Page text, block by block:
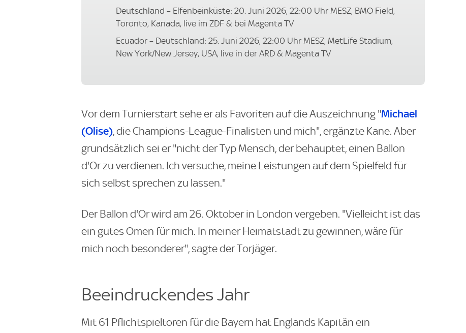
Deutschland – Elfenbeinküste: 20. Juni 2026, 22:00 Uhr MESZ, BMO Field,
Toronto, Kanada, live im ZDF & bei Magenta TV
Ecuador – Deutschland: 25. Juni 2026, 22:00 Uhr MESZ, MetLife Stadium,
New York/New Jersey, USA, live in der ARD & Magenta TV
Vor dem Turnierstart sehe er als Favoriten auf die Auszeichnung "Michael
(Olise), die Champions-League-Finalisten und mich", ergänzte Kane. Aber
grundsätzlich sei er "nicht der Typ Mensch, der behauptet, einen Ballon
d'Or zu verdienen. Ich versuche, meine Leistungen auf dem Spielfeld für
sich selbst sprechen zu lassen."
Der Ballon d'Or wird am 26. Oktober in London vergeben. "Vielleicht ist das
ein gutes Omen für mich. In meiner Heimatstadt zu gewinnen, wäre für
mich noch besonderer", sagte der Torjäger.
Beeindruckendes Jahr
Mit 61 Pflichtspieltoren für die Bayern hat Englands Kapitän ein